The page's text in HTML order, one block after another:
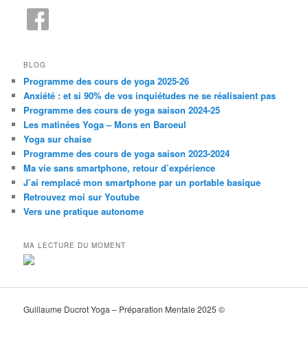
BLOG
Programme des cours de yoga 2025-26
Anxiété : et si 90% de vos inquiétudes ne se réalisaient pas
Programme des cours de yoga saison 2024-25
Les matinées Yoga – Mons en Baroeul
Yoga sur chaise
Programme des cours de yoga saison 2023-2024
Ma vie sans smartphone, retour d’expérience
J’ai remplacé mon smartphone par un portable basique
Retrouvez moi sur Youtube
Vers une pratique autonome
MA LECTURE DU MOMENT
Guillaume Ducrot Yoga – Préparation Mentale 2025 ©